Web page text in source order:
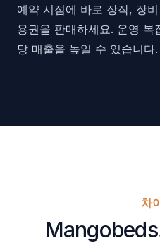
예약 시점에 바로 장작, 장
용권을 판매하세요. 운영 복
당 매출을 높일 수 있습니다.
차